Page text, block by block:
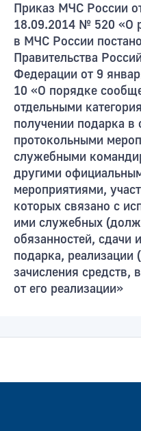
Приказ МЧС России
18.09.2014 № 520 «О
в МЧС России
Правительства
Федерации от 9
10 «О порядке
отдельными
получении подарка в
протокольными
служебными
другими
мероприятиями,
которых связано с
ими служебных
обязанностей, сдачи
подарка, реализации
зачисления средств,
от его реализации»